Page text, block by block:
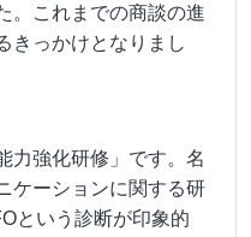
。これまでの商談の進
きっかけとなりまし
力強化研修」です。名
ケーションに関する研
という診断が印象的